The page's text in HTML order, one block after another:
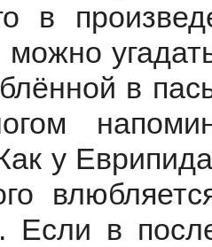
в
можно
в
у
Если в